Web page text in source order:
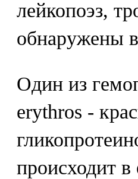
лейкопоэз,
обнаружены
Один из
erythros -
происходит